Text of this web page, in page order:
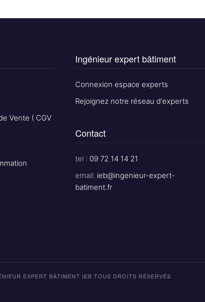
Vente ( CGV
Ingénieur expert bâtiment
Connexion espace experts
Rejoignez notre réseau d'experts
Contact
tel : 09 72 14 14 21
email: ieb@ingenieur-expert-
batiment.fr
EXPERT BÂTIMENT IEB TOUS DROITS RÉSERVÉS